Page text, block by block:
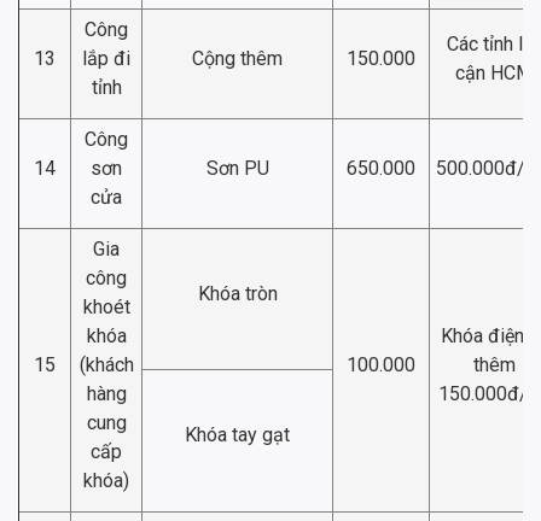
13
Công
lắp đi
tỉnh
Cộng thêm 150.000
Các tỉnh lân
cận HCM
14
Công
sơn
cửa
Sơn PU 650.000 500.000đ/
15
Gia
công
khoét
khóa
(khách
hàng
cung
cấp
khóa)
Khóa tròn
100.000
Khóa điện
thêm
150.000đ/
Khóa tay gạt